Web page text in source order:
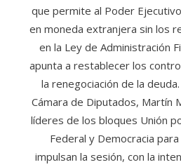
que permite al Poder
en moneda extranjera sin los
en la Ley de Administración
apunta a restablecer los
la renegociación de la
Cámara de Diputados, Martín
líderes de los bloques Unión
Federal y Democracia
impulsan la sesión, con la